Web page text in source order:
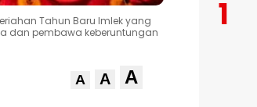
Tahun Baru Imlek yang
dan pembawa keberuntungan
A A A